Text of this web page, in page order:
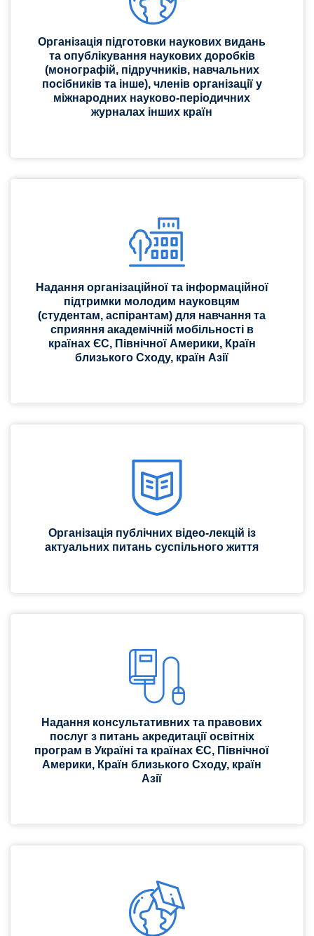
Організація підготовки наукових видань
та опублікування наукових доробків
(монографій, підручників, навчальних
посібників та інше), членів організації у
міжнародних науково-періодичних
журналах інших країн
Надання організаційної та інформаційної
підтримки молодим науковцям
(студентам, аспірантам) для навчання та
сприяння академічній мобільності в
країнах ЄС, Північної Америки, Країн
близького Сходу, країн Азії
Організація публічних відео-лекцій із
актуальних питань суспільного життя
Надання консультативних та правових
послуг з питань акредитації освітніх
програм в Україні та країнах ЄС, Північної
Америки, Країн близького Сходу, країн
Азії